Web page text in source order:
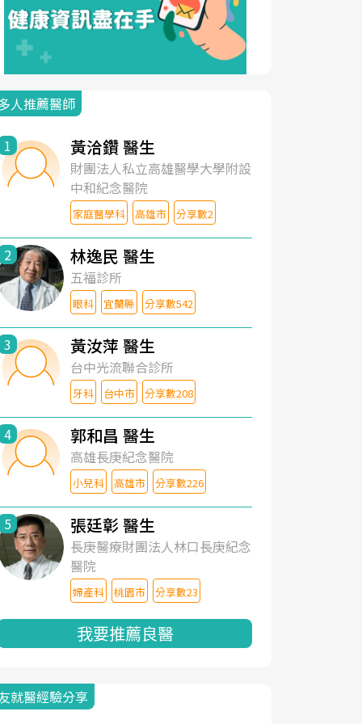
人推薦醫師
1 黃洽鑽 醫生
財團法人私立高雄醫學大學附設
中和紀念醫院
家庭醫學科 高雄市 分享數2
2 林逸民 醫生
五福診所
眼科 宜蘭縣 分享數542
3 黃汝萍 醫生
台中光流聯合診所
牙科 台中市 分享數208
4 郭和昌 醫生
高雄長庚紀念醫院
小兒科 高雄市 分享數226
5 張廷彰 醫生
長庚醫療財團法人林口長庚紀念
醫院
婦產科 桃園市 分享數23
我要推薦良醫
就醫經驗分享